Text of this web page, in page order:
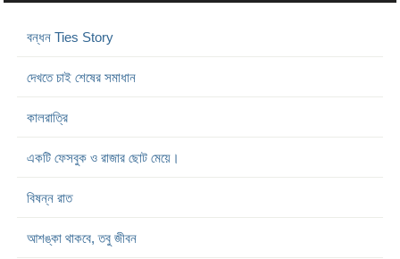
বন্ধন Ties Story
দেখতে চাই শেষের সমাধান
কালরাত্রি
একটি ফেসবুক ও রাজার ছোট মেয়ে।
বিষন্ন রাত
আশঙ্কা থাকবে, তবু জীবন